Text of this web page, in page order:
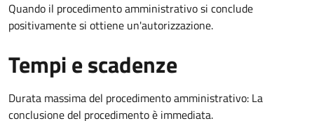
Quando il procedimento amministrativo si conclude
positivamente si ottiene un'autorizzazione.
Tempi e scadenze
Durata massima del procedimento amministrativo: La
conclusione del procedimento è immediata.